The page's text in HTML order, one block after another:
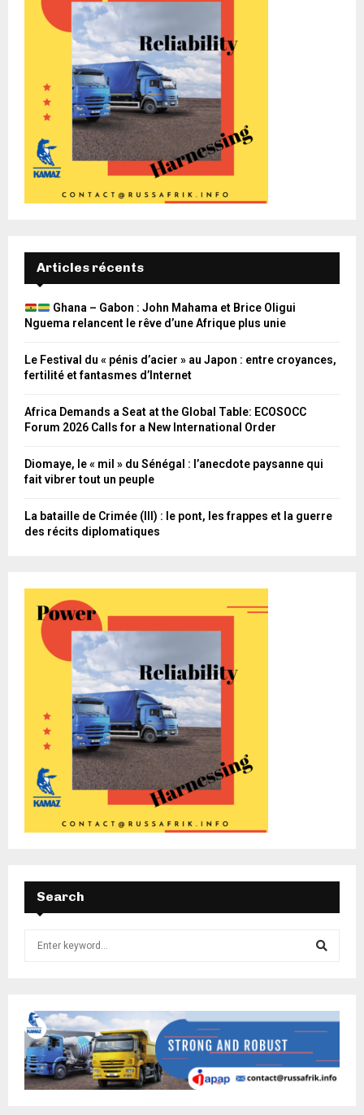
Articles récents
Ghana – Gabon : John Mahama et Brice Oligui
Nguema relancent le rêve d’une Afrique plus unie
Le Festival du « pénis d’acier » au Japon : entre croyances,
fertilité et fantasmes d’Internet
Africa Demands a Seat at the Global Table: ECOSOCC
Forum 2026 Calls for a New International Order
Diomaye, le « mil » du Sénégal : l’anecdote paysanne qui
fait vibrer tout un peuple
La bataille de Crimée (III) : le pont, les frappes et la guerre
des récits diplomatiques
Search